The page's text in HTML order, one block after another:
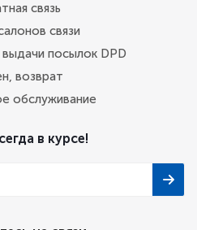
связь
связи
посылок DPD
возврат
обслуживание
в курсе!